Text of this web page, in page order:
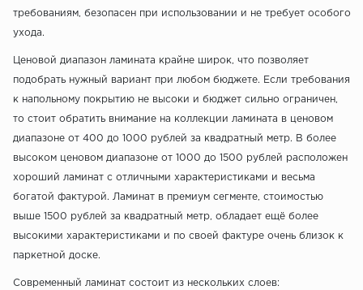
требованиям, безопасен при использовании и не требует особого
ухода.
Ценовой диапазон ламината крайне широк, что позволяет
подобрать нужный вариант при любом бюджете. Если требования
к напольному покрытию не высоки и бюджет сильно ограничен,
то стоит обратить внимание на коллекции ламината в ценовом
диапазоне от 400 до 1000 рублей за квадратный метр. В более
высоком ценовом диапазоне от 1000 до 1500 рублей расположен
хороший ламинат с отличными характеристиками и весьма
богатой фактурой. Ламинат в премиум сегменте, стоимостью
выше 1500 рублей за квадратный метр, обладает ещё более
высокими характеристиками и по своей фактуре очень близок к
паркетной доске.
Современный ламинат состоит из нескольких слоев: